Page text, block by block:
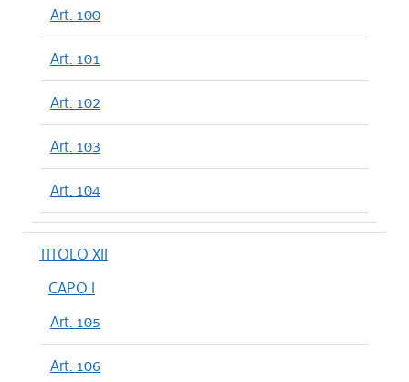
Art. 100
Art. 101
Art. 102
Art. 103
Art. 104
TITOLO XII
CAPO I
Art. 105
Art. 106